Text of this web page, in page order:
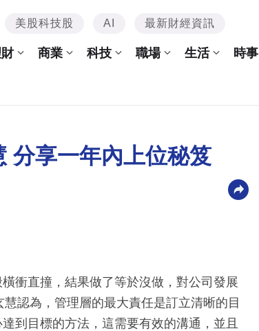
美股科技股 AI 最新財經資訊
商業 科技 職場 生活 時事
分享一年內上位秘笈
衝直撞，結果做了等於沒做，對公司發展
認為，管理層的最大責任是訂立清晰的目
到目標的方法，這需要有效的溝通，並且